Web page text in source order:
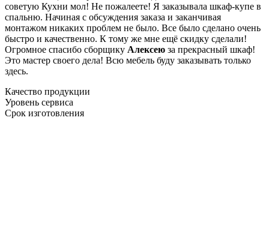
советую Кухни мол! Не пожалеете! Я заказывала шкаф-купе в
спальню. Начиная с обсуждения заказа и заканчивая
монтажом никаких проблем не было. Все было сделано очень
быстро и качественно. К тому же мне ещё скидку сделали!
Огромное спасибо сборщику Алексею за прекрасный шкаф!
Это мастер своего дела! Всю мебель буду заказывать только
здесь.
Качество продукции
Уровень сервиса
Срок изготовления